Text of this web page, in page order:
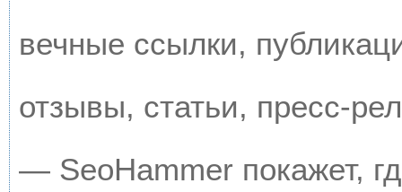
вечные ссылки,
отзывы, статьи, пресс-
— SeoHammer покажет,